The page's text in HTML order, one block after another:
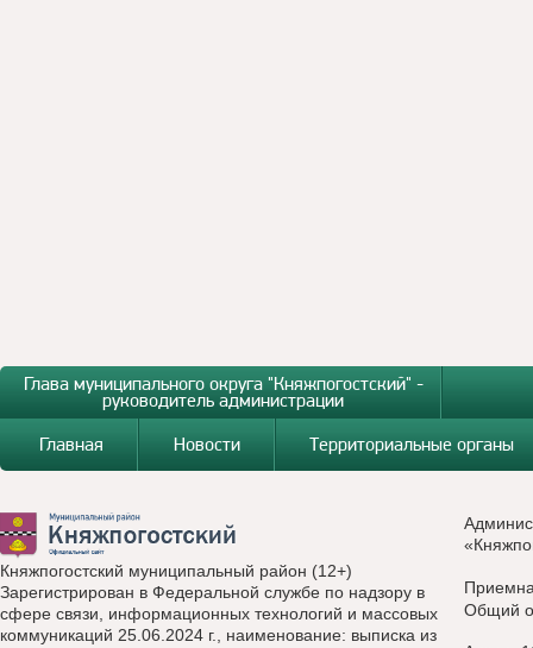
Глава муниципального округа "Княжпогостский" -
руководитель администрации
Главная
Новости Территориальные органы
Княжпогостский муниципальный район (12+)
Зарегистрирован в Федеральной службе по надзору в
сфере связи, информационных технологий и массовых
коммуникаций 25.06.2024 г., наименование: выписка из
Общий